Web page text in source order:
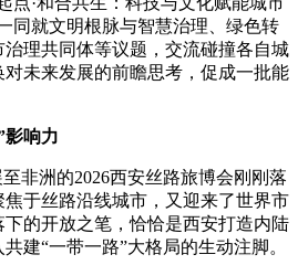
同就文明根脉与智慧治理、绿色转
理共同体等议题，交流碰撞各自城
未来发展的前瞻思考，促成一批能
影响力
洲的2026西安丝路旅博会刚刚落
于丝路沿线城市，又迎来了世界市
的开放之笔，恰恰是西安打造内陆
建“一带一路”大格局的生动注脚。